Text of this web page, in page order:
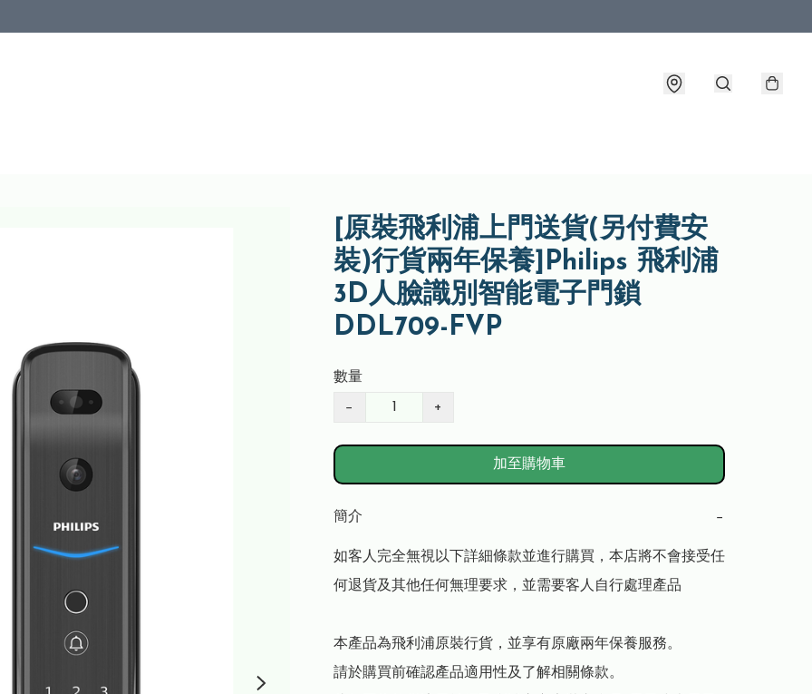
[原裝飛利浦上門送貨(另付費安
裝)行貨兩年保養]Philips 飛利浦
3D人臉識別智能電子門鎖
DDL709-FVP
數量
− +
加至購物車
簡介 −
如客人完全無視以下詳細條款並進行購買，本店將不會接受任
何退貨及其他任何無理要求，並需要客人自行處理產品
本產品為飛利浦原裝行貨，並享有原廠兩年保養服務。
請於購買前確認產品適用性及了解相關條款。